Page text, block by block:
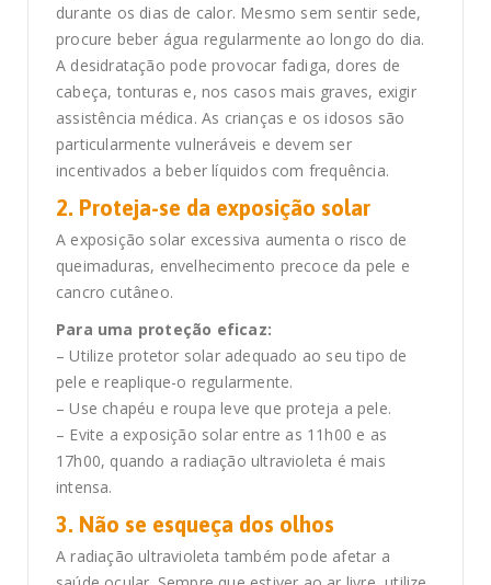
durante os dias de calor. Mesmo sem sentir sede,
procure beber água regularmente ao longo do dia.
A desidratação pode provocar fadiga, dores de
cabeça, tonturas e, nos casos mais graves, exigir
assistência médica. As crianças e os idosos são
particularmente vulneráveis e devem ser
incentivados a beber líquidos com frequência.
2. Proteja-se da exposição solar
A exposição solar excessiva aumenta o risco de
queimaduras, envelhecimento precoce da pele e
cancro cutâneo.
Para uma proteção eficaz:
– Utilize protetor solar adequado ao seu tipo de
pele e reaplique-o regularmente.
– Use chapéu e roupa leve que proteja a pele.
– Evite a exposição solar entre as 11h00 e as
17h00, quando a radiação ultravioleta é mais
intensa.
3. Não se esqueça dos olhos
A radiação ultravioleta também pode afetar a